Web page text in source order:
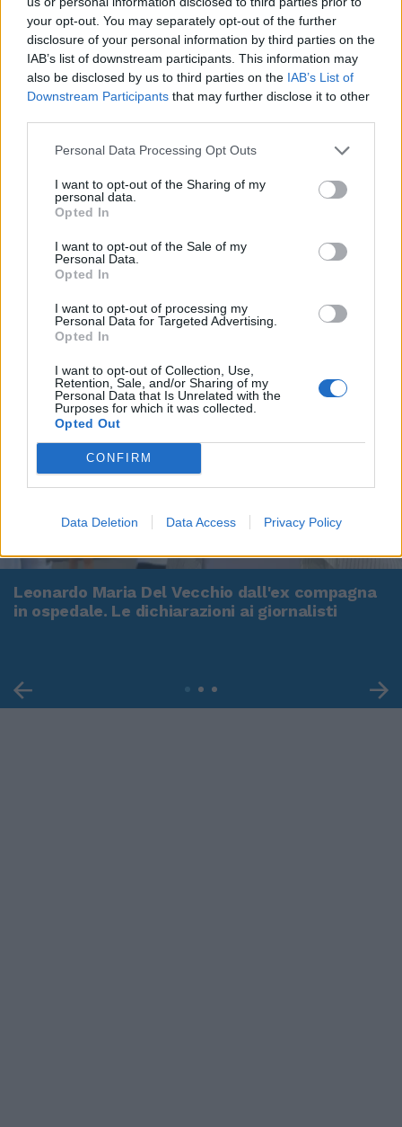
your opt-out. You may separately opt-out of the further
disclosure of your personal information by third parties on the
IAB’s list of downstream participants. This information may
also be disclosed by us to third parties on the IAB’s List of
Downstream Participants that may further disclose it to other
Personal Data Processing Opt Outs
I want to opt-out of the Sharing of my
personal data.
Opted In
I want to opt-out of the Sale of my
Personal Data.
Opted In
I want to opt-out of processing my
Personal Data for Targeted Advertising.
Opted In
I want to opt-out of Collection, Use,
Retention, Sale, and/or Sharing of my
Personal Data that Is Unrelated with the
Purposes for which it was collected.
Opted Out
CONFIRM
Data Deletion Data Access Privacy Policy
Leonardo Maria Del Vecchio dall'ex compagna
in ospedale. Le dichiarazioni ai giornalisti